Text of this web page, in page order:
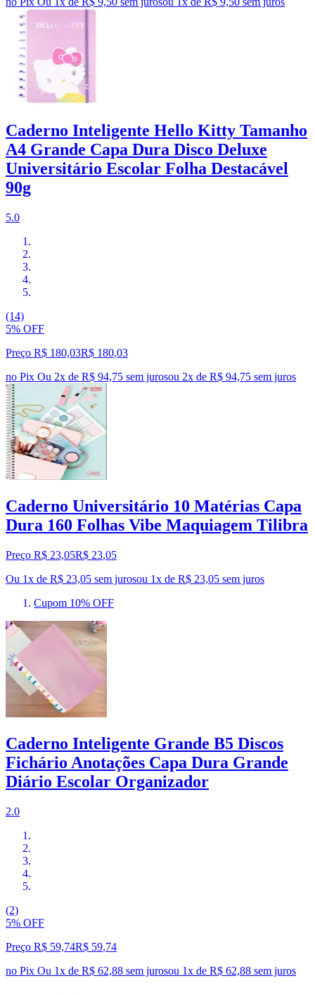
Caderno Inteligente Hello Kitty Tamanho
A4 Grande Capa Dura Disco Deluxe
Universitário Escolar Folha Destacável
90g
5.0
(14)
5% OFF
Preço R$ 180,03R$ 180,03
no Pix Ou 2x de R$ 94,75 sem jurosou 2x de R$ 94,75 sem juros
Caderno Universitário 10 Matérias Capa
Dura 160 Folhas Vibe Maquiagem Tilibra
Preço R$ 23,05R$ 23,05
Ou 1x de R$ 23,05 sem jurosou 1x de R$ 23,05 sem juros
Cupom 10% OFF
Caderno Inteligente Grande B5 Discos
Fichário Anotações Capa Dura Grande
Diário Escolar Organizador
2.0
(2)
5% OFF
Preço R$ 59,74R$ 59,74
no Pix Ou 1x de R$ 62,88 sem jurosou 1x de R$ 62,88 sem juros